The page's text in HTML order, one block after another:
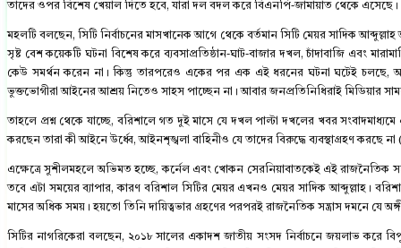
তাদের ওপর বিশেষ খেয়াল দিতে হবে, যারা দল বদল করে বিএনপি-জামায়াত থেকে এসেছে।
মহলটি বলছেন, সিটি নির্বাচনের মাসখানেক আগে থেকে বর্তমান সিটি মেয়র সাদিক আব্দুল্লাহ
সৃষ্ট বেশ কয়েকটি ঘটনা বিশেষ করে ব্যবসাপ্রতিষ্ঠান-ঘাট-বাজার দখল, চাঁদাবাজি এবং
কেউ সমর্থন করেন না। কিন্তু তারপরেও একের পর এক এই ধরনের ঘটনা ঘটেই চলছে,
ভুক্তভোগীরা আইনের আশ্রয় নিতেও সাহস পাচ্ছেন না। আবার জনপ্রতিনিধিরাই মিডিয়ার
তাহলে প্রশ্ন থেকে যাচ্ছে, বরিশালে গত দুই মাসে যে দখল পাল্টা দখলের খবর সংবাদমাধ্যমে
করছেন তারা কী আইনে উর্ধ্বে, আইনশৃঙ্খলা বাহিনীও যে তাদের বিরুদ্ধে ব্যবস্থাগ্রহণ করছে না
এক্ষেত্রে সুশীলমহলে অভিমত হচ্ছে, কর্নেল এবং খোকন সেরনিয়াবাতকেই এই রাজনৈতিক
তবে এটা সময়ের ব্যাপার, কারণ বরিশাল সিটির মেয়র এখনও মেয়র সাদিক আব্দুল্লাহ।
মাসের অধিক সময়। হয়তো তিনি দায়িত্বভার গ্রহণের পরপরই রাজনৈতিক সন্ত্রাস দমনে যে
সিটির নাগরিকেরা বলছেন, ২০১৮ সালের একাদশ জাতীয় সংসদ নির্বাচনে জয়লাভ করে